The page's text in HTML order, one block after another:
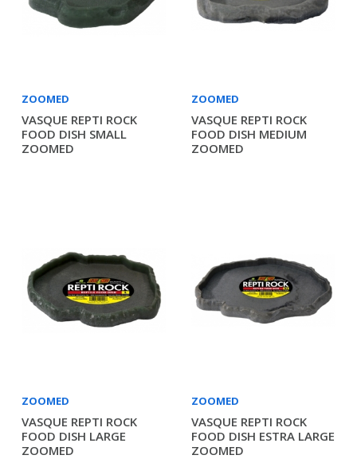
ZOOMED
VASQUE REPTI ROCK
FOOD DISH SMALL
ZOOMED
ZOOMED
VASQUE REPTI ROCK
FOOD DISH MEDIUM
ZOOMED
ZOOMED
VASQUE REPTI ROCK
FOOD DISH LARGE
ZOOMED
ZOOMED
VASQUE REPTI ROCK
FOOD DISH ESTRA LARGE
ZOOMED